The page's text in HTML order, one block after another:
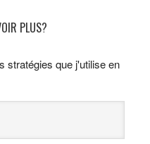
PLUS?
stratégies que j'utilise en